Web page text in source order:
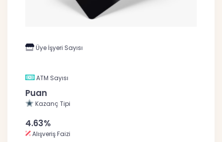
Üye İşyeri Sayısı
ATM Sayısı
Puan
Kazanç Tipi
4.63%
Alışveriş Faizi